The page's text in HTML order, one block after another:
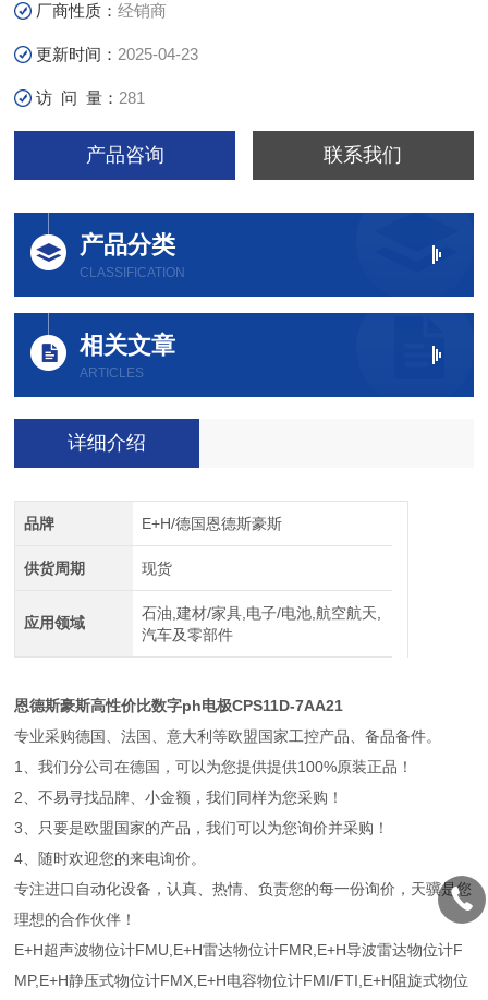
厂商性质：经销商
更新时间： 2025-04-23
访 问 量： 281
产品咨询 联系我们
产品分类
CLASSIFICATION
相关文章
ARTICLES
详细介绍
品牌 E+H/德国恩德斯豪斯
供货周期 现货
应用领域
石油,建材/家具,电子/电池,航空航天,
汽车及零部件
恩德斯豪斯高性价比数字ph电极CPS11D-7AA21
专业采购德国、法国、意大利等欧盟国家工控产品、备品备件。
1、我们分公司在德国，可以为您提供提供100%原装正品！
2、不易寻找品牌、小金额，我们同样为您采购！
3、只要是欧盟国家的产品，我们可以为您询价并采购！
4、随时欢迎您的来电询价。
专注进口自动化设备，认真、热情、负责您的每一份询价，天骥是您
理想的合作伙伴！
E+H超声波物位计FMU,E+H雷达物位计FMR,E+H导波雷达物位计F
MP,E+H静压式物位计FMX,E+H电容物位计FMI/FTI,E+H阻旋式物位